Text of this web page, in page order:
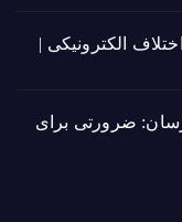
الکترونیکی |
ضرورتی برای